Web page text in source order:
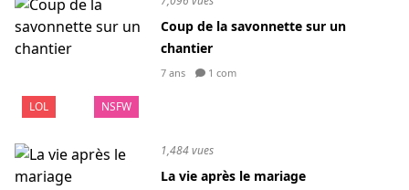
LOL NSFW
Coup de la savonnette sur un
chantier
7 ans 1 com
1,484 vues
La vie après le mariage